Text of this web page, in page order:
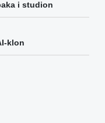
i studion
klon